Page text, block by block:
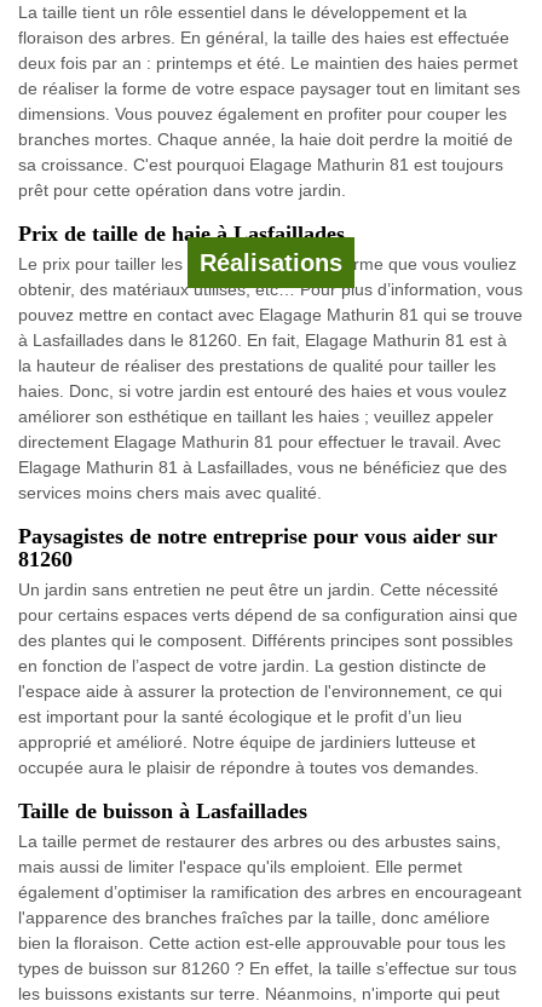
Réalisations
La taille tient un rôle essentiel dans le développement et la
floraison des arbres. En général, la taille des haies est effectuée
deux fois par an : printemps et été. Le maintien des haies permet
de réaliser la forme de votre espace paysager tout en limitant ses
dimensions. Vous pouvez également en profiter pour couper les
branches mortes. Chaque année, la haie doit perdre la moitié de
sa croissance. C'est pourquoi Elagage Mathurin 81 est toujours
prêt pour cette opération dans votre jardin.
Prix de taille de haie à Lasfaillades.
Le prix pour tailler les haies dépend de la forme que vous vouliez
obtenir, des matériaux utilisés, etc… Pour plus d’information, vous
pouvez mettre en contact avec Elagage Mathurin 81 qui se trouve
à Lasfaillades dans le 81260. En fait, Elagage Mathurin 81 est à
la hauteur de réaliser des prestations de qualité pour tailler les
haies. Donc, si votre jardin est entouré des haies et vous voulez
améliorer son esthétique en taillant les haies ; veuillez appeler
directement Elagage Mathurin 81 pour effectuer le travail. Avec
Elagage Mathurin 81 à Lasfaillades, vous ne bénéficiez que des
services moins chers mais avec qualité.
Paysagistes de notre entreprise pour vous aider sur
81260
Un jardin sans entretien ne peut être un jardin. Cette nécessité
pour certains espaces verts dépend de sa configuration ainsi que
des plantes qui le composent. Différents principes sont possibles
en fonction de l’aspect de votre jardin. La gestion distincte de
l'espace aide à assurer la protection de l'environnement, ce qui
est important pour la santé écologique et le profit d’un lieu
approprié et amélioré. Notre équipe de jardiniers lutteuse et
occupée aura le plaisir de répondre à toutes vos demandes.
Taille de buisson à Lasfaillades
La taille permet de restaurer des arbres ou des arbustes sains,
mais aussi de limiter l'espace qu'ils emploient. Elle permet
également d’optimiser la ramification des arbres en encourageant
l'apparence des branches fraîches par la taille, donc améliore
bien la floraison. Cette action est-elle approuvable pour tous les
types de buisson sur 81260 ? En effet, la taille s’effectue sur tous
les buissons existants sur terre. Néanmoins, n'importe qui peut